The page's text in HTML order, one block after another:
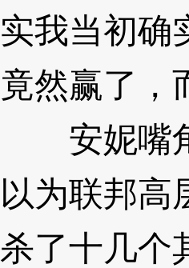
实我当初确
竟然赢了，
安妮嘴角
以为联邦高
杀了十几个